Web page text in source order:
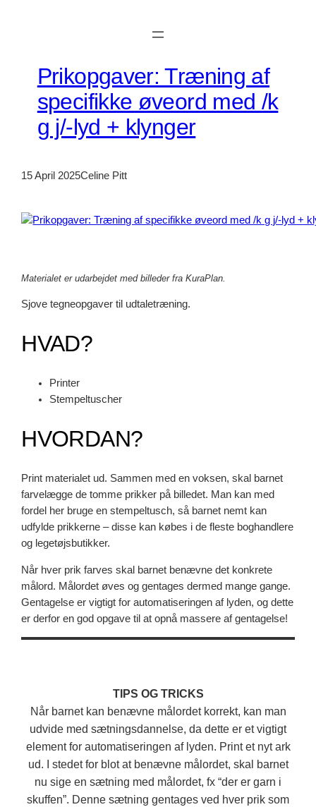
Prikopgaver: Træning af
specifikke øveord med /k
g j/-lyd + klynger
15 April 2025Celine Pitt
Materialet er udarbejdet med billeder fra KuraPlan.
Sjove tegneopgaver til udtaletræning.
HVAD?
Printer
Stempeltuscher
HVORDAN?
Print materialet ud. Sammen med en voksen, skal barnet
farvelægge de tomme prikker på billedet. Man kan med
fordel her bruge en stempeltusch, så barnet nemt kan
udfylde prikkerne – disse kan købes i de fleste boghandlere
og legetøjsbutikker.
Når hver prik farves skal barnet benævne det konkrete
målord. Målordet øves og gentages dermed mange gange.
Gentagelse er vigtigt for automatiseringen af lyden, og dette
er derfor en god opgave til at opnå massere af gentagelse!
TIPS OG TRICKS
Når barnet kan benævne målordet korrekt, kan man
udvide med sætningsdannelse, da dette er et vigtigt
element for automatiseringen af lyden. Print et nyt ark
ud. I stedet for blot at benævne målordet, skal barnet
nu sige en sætning med målordet, fx “der er garn i
skuffen”. Denne sætning gentages ved hver prik som